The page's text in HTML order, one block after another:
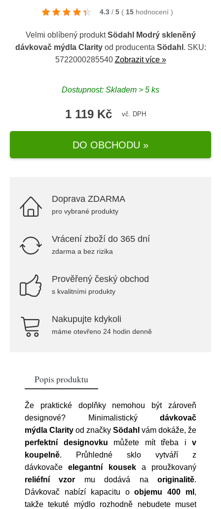
4.3 / 5 ( 15 hodnocení )
Velmi oblíbený produktSödahl Modrý skleněný
dávkovač mýdla Clarityod producenta Södahl . SKU:
5722000285540 Zobrazit více »
Dostupnost: Skladem > 5 ks
1 119 Kč vč. DPH
DO OBCHODU »
Doprava ZDARMA
pro vybrané produkty
Vrácení zboží do 365 dní
zdarma a bez rizika
Prověřený český obchod
s kvalitními produkty
Nakupujte kdykoli
máme otevřeno 24 hodin denně
Popis produktu
Že praktické doplňky nemohou být zároveň
designové? Minimalistický dávkovač
mýdla Clarity od značky Södahl vám dokáže, že
perfektní designovku můžete mít třeba i v
koupelně. Průhledné sklo vytváří z
dávkovače elegantní kouseka proužkovaný
reliéfní vzor mu dodává naoriginalitě.
Dávkovač nabízí kapacitu oobjemu 400 ml ,
takže tekuté mýdlo rozhodně nebudete muset